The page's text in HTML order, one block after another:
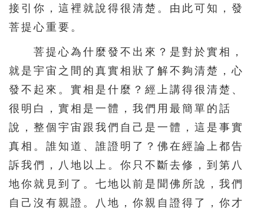
181 182 183 184 185
186
191 192 193 194 195
201 202 203 204 205
206 207 208 209 210
211 212 213 214 215
216 217 218 219 220
221 222 223 224 225
接引你，這裡就說得很清楚。由此可知，發
菩提心重要。
菩提心為什麼發不出來？是對於實相，
就是宇宙之間的真實相狀了解不夠清楚，心
發不起來。實相是什麼？經上講得很清楚、
很明白，實相是一體，我們用最簡單的話
說，整個宇宙跟我們自己是一體，這是事實
真相。誰知道、誰證明了？佛在經論上都告
訴我們，八地以上。你只不斷去修，到第八
地你就見到了。七地以前是聞佛所說，我們
自己沒有親證。八地，你親自證得了，你才